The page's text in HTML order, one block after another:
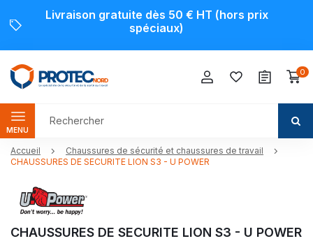
Livraison gratuite dès 50 € HT (hors prix
spéciaux)
0
MENU
Accueil
Chaussures de sécurité et chaussures de travail
CHAUSSURES DE SECURITE LION S3 - U POWER
CHAUSSURES DE SECURITE LION S3 - U POWER